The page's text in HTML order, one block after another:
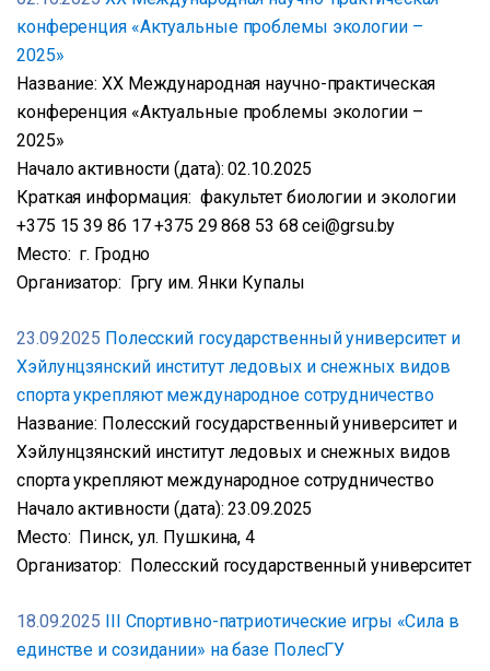
конференция «Актуальные проблемы экологии –
2025»
Название: XX Международная научно-практическая
конференция «Актуальные проблемы экологии –
2025»
Начало активности (дата): 02.10.2025
Краткая информация: факультет биологии и экологии
+375 15 39 86 17 +375 29 868 53 68 cei@grsu.by
Место: г. Гродно
Организатор: Гргу им. Янки Купалы
23.09.2025 Полесский государственный университет и
Хэйлунцзянский институт ледовых и снежных видов
спорта укрепляют международное сотрудничество
Название: Полесский государственный университет и
Хэйлунцзянский институт ледовых и снежных видов
спорта укрепляют международное сотрудничество
Начало активности (дата): 23.09.2025
Место: Пинск, ул. Пушкина, 4
Организатор: Полесский государственный университет
18.09.2025 III Спортивно-патриотические игры «Сила в
единстве и созидании» на базе ПолесГУ